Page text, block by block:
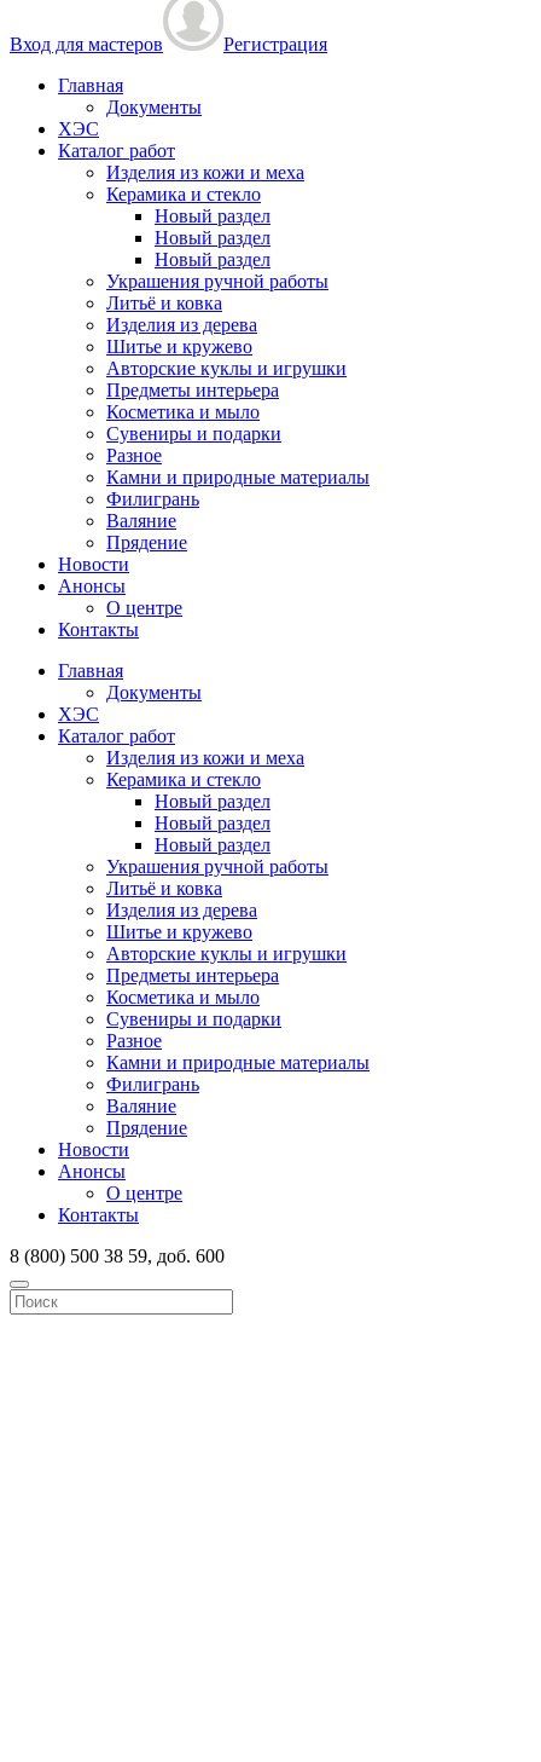
Вход для мастеров
Регистрация
Главная
Документы
ХЭС
Каталог работ
Изделия из кожи и меха
Керамика и стекло
Новый раздел
Новый раздел
Новый раздел
Украшения ручной работы
Литьё и ковка
Изделия из дерева
Шитье и кружево
Авторские куклы и игрушки
Предметы интерьера
Косметика и мыло
Сувениры и подарки
Разное
Камни и природные материалы
Филигрань
Валяние
Прядение
Новости
Анонсы
О центре
Контакты
Главная
Документы
ХЭС
Каталог работ
Изделия из кожи и меха
Керамика и стекло
Новый раздел
Новый раздел
Новый раздел
Украшения ручной работы
Литьё и ковка
Изделия из дерева
Шитье и кружево
Авторские куклы и игрушки
Предметы интерьера
Косметика и мыло
Сувениры и подарки
Разное
Камни и природные материалы
Филигрань
Валяние
Прядение
Новости
Анонсы
О центре
Контакты
8 (800) 500 38 59, доб. 600